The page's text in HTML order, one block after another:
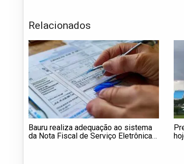
Relacionados
Bauru realiza adequação ao sistema
da Nota Fiscal de Serviço Eletrônica